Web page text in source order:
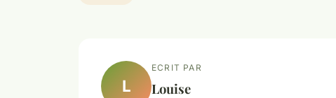
L
ECRIT PAR
Louise